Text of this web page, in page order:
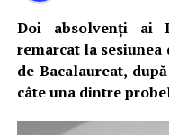
Doi absolvenți ai
remarcat la
de Bacalaureat,
câte una dintre